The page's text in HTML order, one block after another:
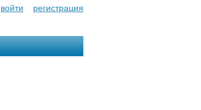
войти регистрация